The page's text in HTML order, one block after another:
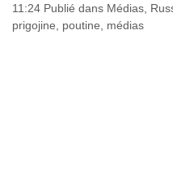
11:24 Publié dans Médias
prigojine
poutine médias